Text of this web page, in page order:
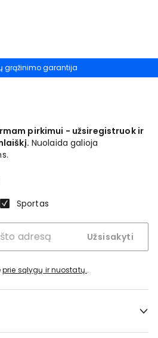
grąžinimo garantija
pirkimui - užsiregistruok ir
Nuolaida galioja
Sportas
Užsisakyti
prie sąlygų ir nuostatų..